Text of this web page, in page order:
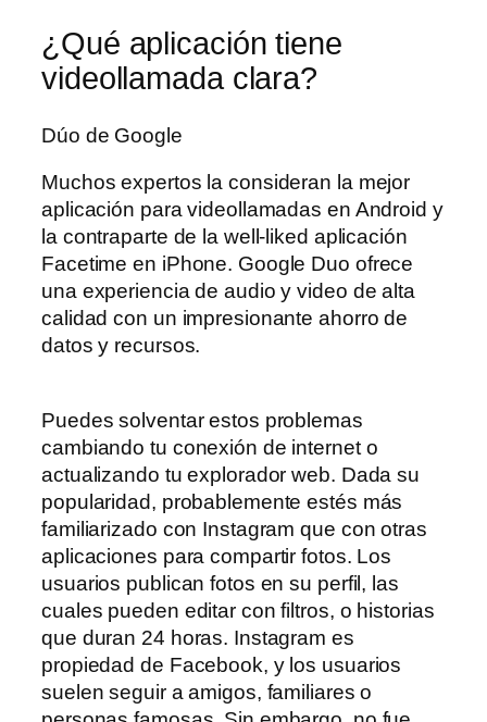
¿Qué aplicación tiene
videollamada clara?
Dúo de Google
Muchos expertos la consideran la mejor
aplicación para videollamadas en Android y
la contraparte de la well-liked aplicación
Facetime en iPhone. Google Duo ofrece
una experiencia de audio y video de alta
calidad con un impresionante ahorro de
datos y recursos.
Puedes solventar estos problemas
cambiando tu conexión de internet o
actualizando tu explorador web. Dada su
popularidad, probablemente estés más
familiarizado con Instagram que con otras
aplicaciones para compartir fotos. Los
usuarios publican fotos en su perfil, las
cuales pueden editar con filtros, o historias
que duran 24 horas. Instagram es
propiedad de Facebook, y los usuarios
suelen seguir a amigos, familiares o